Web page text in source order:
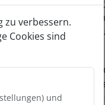
die bei der
Die längeren
ein höheres höchst
Retro
ist auch
unterstützen wir
zu verbessern.
Cookies sind
und